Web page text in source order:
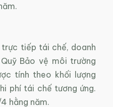
tiếp tái chế, doanh
Bảo vệ môi trường
tính theo khối lượng
phí tái chế tương ứng.
hằng năm.